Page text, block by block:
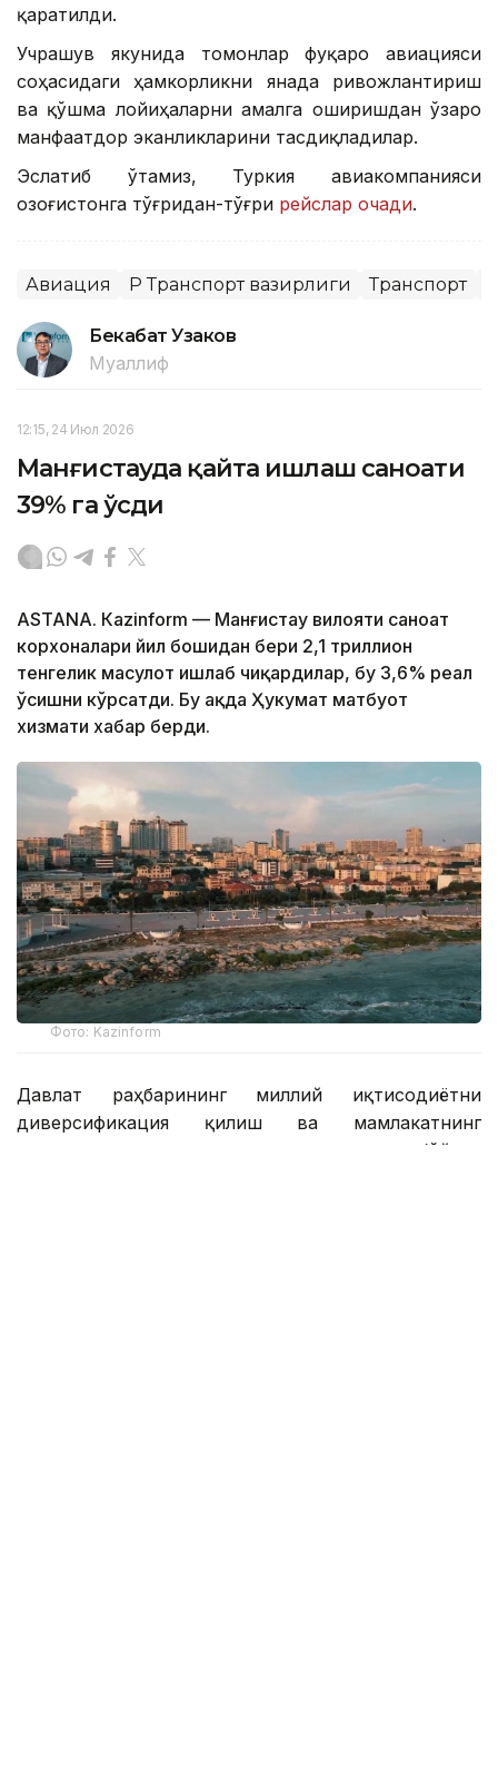
қаратилди.
Учрашув якунида томонлар фуқаро авиацияси
соҳасидаги ҳамкорликни янада ривожлантириш
ва қўшма лойиҳаларни амалга оширишдан ўзаро
манфаатдор эканликларини тасдиқладилар.
Эслатиб ўтамиз, Туркия авиакомпанияси
Қозоғистонга тўғридан-тўғри рейслар очади.
Авиация ҚР Транспорт вазирлиги Транспорт
Бекабат Узаков
Муаллиф
12:15, 24 Июл 2026
Манғистауда қайта ишлаш саноати
39% га ўсди
ASTANА. Кazinform — Манғистау вилояти саноат
корхоналари йил бошидан бери 2,1 триллион
тенгелик маҳсулот ишлаб чиқардилар, бу 3,6% реал
ўсишни кўрсатди. Бу ҳақда Ҳукумат матбуот
хизмати хабар берди.
Фото: Kazinform
Давлат раҳбарининг миллий иқтисодиётни
диверсификация қилиш ва мамлакатнинг
транспорт ва логистика салоҳиятини очиш бўйича